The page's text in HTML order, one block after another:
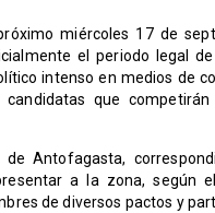
miércoles 17 de
el periodo legal
intenso en medios de
candidatas que
de Antofagasta,
a la zona, según
de diversos pactos y